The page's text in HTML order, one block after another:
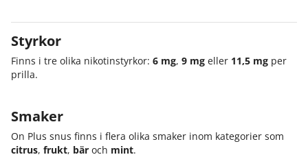
Styrkor
Finns i tre olika nikotinstyrkor: 6 mg, 9 mg eller 11,5 mg per
prilla.
Smaker
On Plus snus finns i flera olika smaker inom kategorier som
citrus, frukt, bär och mint.